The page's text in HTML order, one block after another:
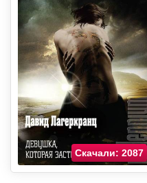
Скачали: 2087